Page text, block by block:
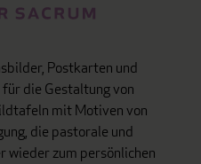
Postkarten und
die Gestaltung von
mit Motiven von
die pastorale und
wieder zum persönlichen